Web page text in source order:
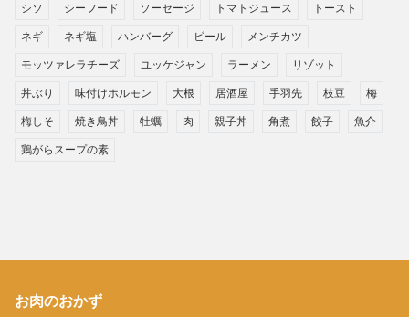
シソ シーフード ソーセージ トマトジュース トースト
ネギ ネギ塩 ハンバーグ ビール メンチカツ
モッツァレラチーズ ユッケジャン ラーメン リゾット
丼ぶり 味付けホルモン 大根 居酒屋 手羽先 枝豆 梅
梅しそ 焼き鳥丼 牡蠣 肉 親子丼 角煮 餃子 魚介
鶏がらスープの素
お肉のおかず